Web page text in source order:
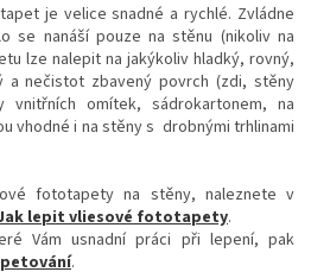
je velice snadné a rychlé. Zvládne
se nanáší pouze na stěnu (nikoliv na
lze nalepit na jakýkoliv hladký, rovný,
a nečistot zbavený povrch (zdi, stěny
vnitřních omítek, sádrokartonem, na
vhodné i na stěny s drobnými trhlinami
fototapety na stěny, naleznete v
lepit vliesové fototapety.
Vám usnadní práci při lepení, pak
.